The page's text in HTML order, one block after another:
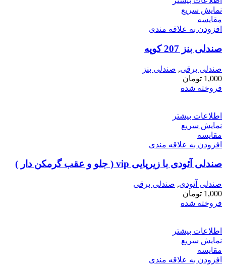
نمایش سریع
مقايسه
افزودن به علاقه مندی
صندلی بنز 207 کوپه
صندلی برقی, صندلی بنز
1,000 تومان
فروخته شده
اطلاعات بیشتر
نمایش سریع
مقايسه
افزودن به علاقه مندی
صندلی آئودی با زیرپایی vip ( جلو و عقب گرمکن دار )
صندلی آئودی, صندلی برقی
1,000 تومان
فروخته شده
اطلاعات بیشتر
نمایش سریع
مقايسه
افزودن به علاقه مندی